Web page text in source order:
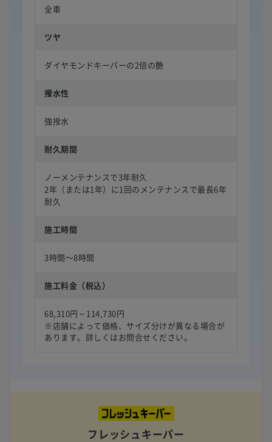
全車
ツヤ
ダイヤモンドキーパーの2倍の艶
撥水性
強撥水
耐久期間
ノーメンテナンスで3年耐久
2年（または1年）に1回のメンテナンスで最長6年
耐久
施工時間
3時間〜8時間
施工料金（税込）
68,310円～114,730円
※店舗によって価格、サイズ分けが異なる場合が
あります。詳しくはお問合せください。
フレッシュキーパー